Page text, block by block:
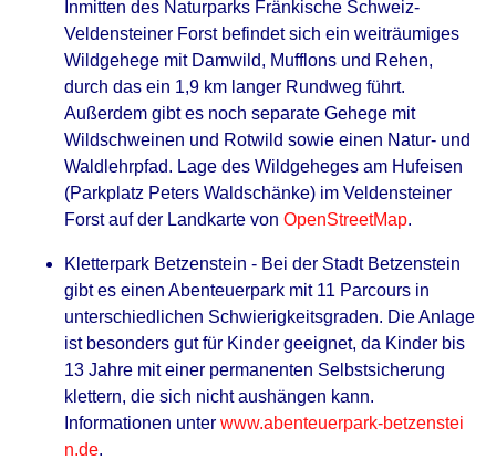
Inmitten des Naturparks Fränkische Schweiz-
Veldensteiner Forst befindet sich ein weiträumiges
Wildgehege mit Damwild, Mufflons und Rehen,
durch das ein 1,9 km langer Rundweg führt.
Außerdem gibt es noch separate Gehege mit
Wildschweinen und Rotwild sowie einen Natur- und
Waldlehrpfad. Lage des Wildgeheges am Hufeisen
(Parkplatz Peters Waldschänke) im Veldensteiner
Forst auf der Landkarte von OpenStreetMap.
Kletterpark Betzenstein - Bei der Stadt Betzenstein
gibt es einen Abenteuerpark mit 11 Parcours in
unterschiedlichen Schwierigkeitsgraden. Die Anlage
ist besonders gut für Kinder geeignet, da Kinder bis
13 Jahre mit einer permanenten Selbstsicherung
klettern, die sich nicht aushängen kann.
Informationen unter www.abenteuerpark-betzenstei
n.de.